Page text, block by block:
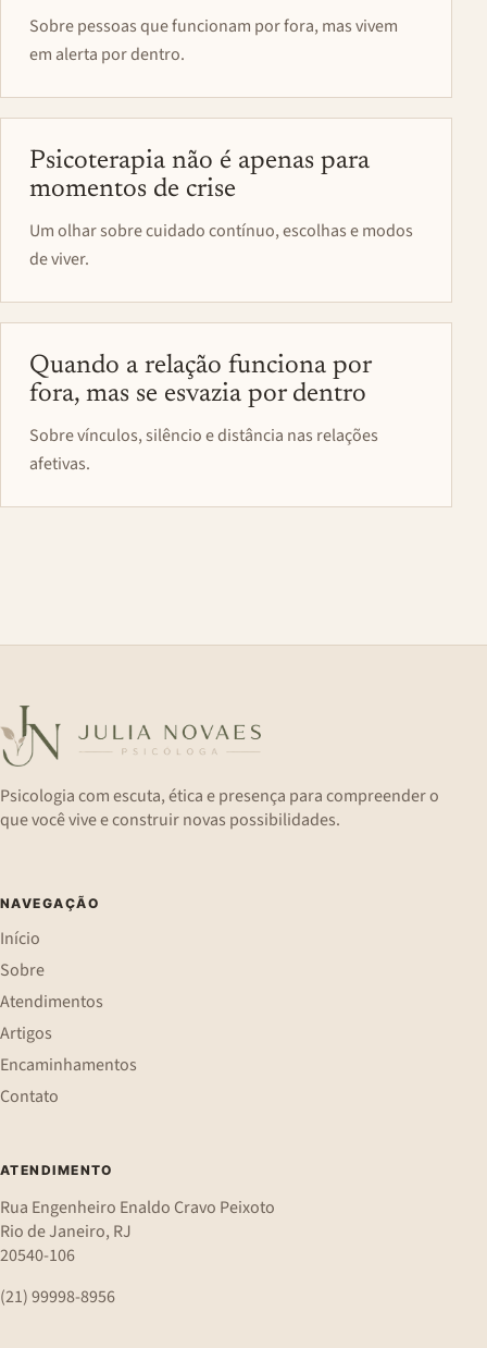
Sobre pessoas que funcionam por fora, mas vivem
em alerta por dentro.
Psicoterapia não é apenas para
momentos de crise
Um olhar sobre cuidado contínuo, escolhas e modos
de viver.
Quando a relação funciona por
fora, mas se esvazia por dentro
Sobre vínculos, silêncio e distância nas relações
afetivas.
Psicologia com escuta, ética e presença para compreender o
que você vive e construir novas possibilidades.
NAVEGAÇÃO
Início
Sobre
Atendimentos
Artigos
Encaminhamentos
Contato
ATENDIMENTO
Rua Engenheiro Enaldo Cravo Peixoto
Rio de Janeiro, RJ
20540-106
(21) 99998-8956